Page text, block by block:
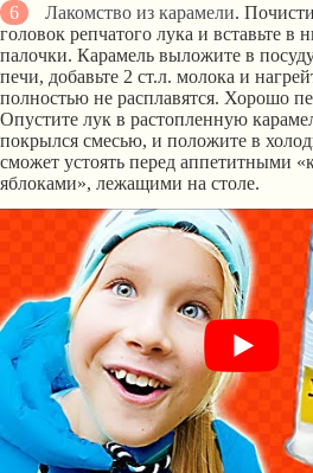
Лакомство из карамели.
головок репчатого лука и вставьте в
палочки. Карамель выложите в
печи, добавьте 2 ст.л. молока и
полностью не расплавятся. Хорошо
Опустите лук в растопленную
покрылся смесью, и положите в
сможет устоять перед аппетитными
яблоками», лежащими на столе.